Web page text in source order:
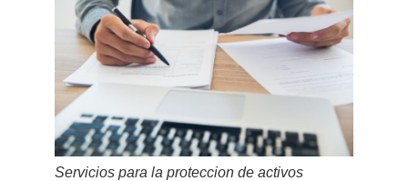
Servicios para la proteccion de activos